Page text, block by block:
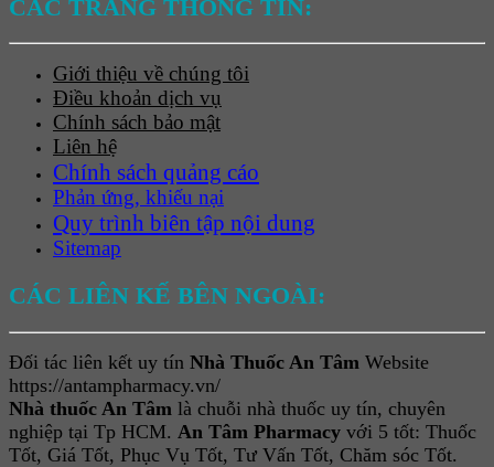
CÁC TRANG THÔNG TIN:
Giới thiệu về chúng tôi
Điều khoản dịch vụ
Chính sách bảo mật
Liên hệ
Chính sách quảng cáo
Phản ứng, khiếu nại
Quy trình biên tập nội dung
Sitemap
CÁC LIÊN KẾ BÊN NGOÀI:
Đối tác liên kết uy tín Nhà Thuốc An Tâm Website
https://antampharmacy.vn/
Nhà thuốc An Tâm là chuỗi nhà thuốc uy tín, chuyên
nghiệp tại Tp HCM. An Tâm Pharmacy với 5 tốt: Thuốc
Tốt, Giá Tốt, Phục Vụ Tốt, Tư Vấn Tốt, Chăm sóc Tốt.